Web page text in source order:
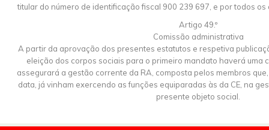
titular do número de identificação fiscal 900 239 697, e por todos os
Artigo 49.º
Comissão administrativa
A partir da aprovação dos presentes estatutos e respetiva
eleição dos corpos sociais para o primeiro mandato haverá uma
assegurará a gestão corrente da RA, composta pelos membros
data, já vinham exercendo as funções equiparadas às da CE, na
presente objeto social.